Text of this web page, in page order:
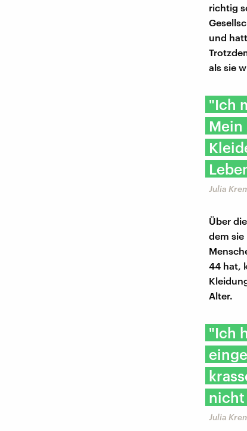
richtig
und
als sie
"Ich
Julia
Über
dem
44 hat,
Alter.
"Ich
nicht
Julia